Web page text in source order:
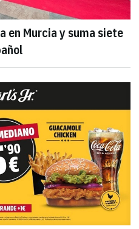
en Murcia y suma siete